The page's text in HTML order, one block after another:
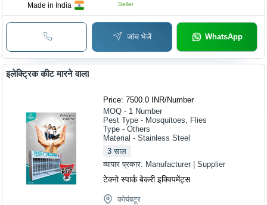
Made in India
Seller
जांच भेजें WhatsApp
इलेक्ट्रिक कीट मारने वाला
Price: 7500.0 INR/Number
MOQ - 1 Number
Pest Type - Mosquitoes, Flies
Type - Others
Material - Stainless Steel
3 साल
व्यापार प्रकार: Manufacturer | Supplier
टेक्नो स्पार्क बेकरी इक्विपमेंट्स
कोयंबटूर